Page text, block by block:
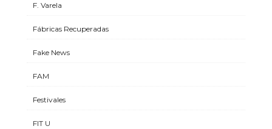
F. Varela
Fábricas Recuperadas
Fake News
FAM
Festivales
FIT U